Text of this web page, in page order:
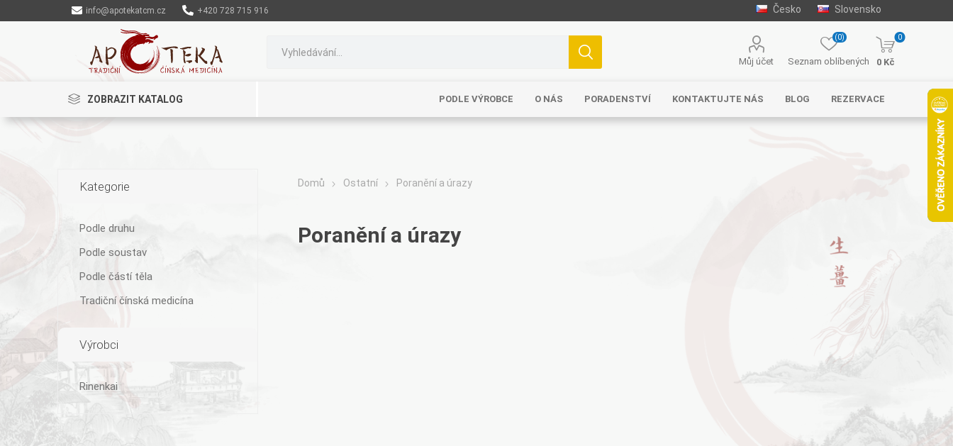
info@apotekatcm.cz +420 728 715 916 Česko Slovensko
Můj účet Seznam oblíbených
(0) 0
0 Kč
ZOBRAZIT KATALOG PODLE VÝROBCE O NÁS PORADENSTVÍ KONTAKTUJTE NÁS BLOG REZERVACE
Domů Ostatní Poranění a úrazy
Poranění a úrazy
Kategorie
Podle druhu
Podle soustav
Podle částí těla
Tradiční čínská medicína
Výrobci
Rinenkai